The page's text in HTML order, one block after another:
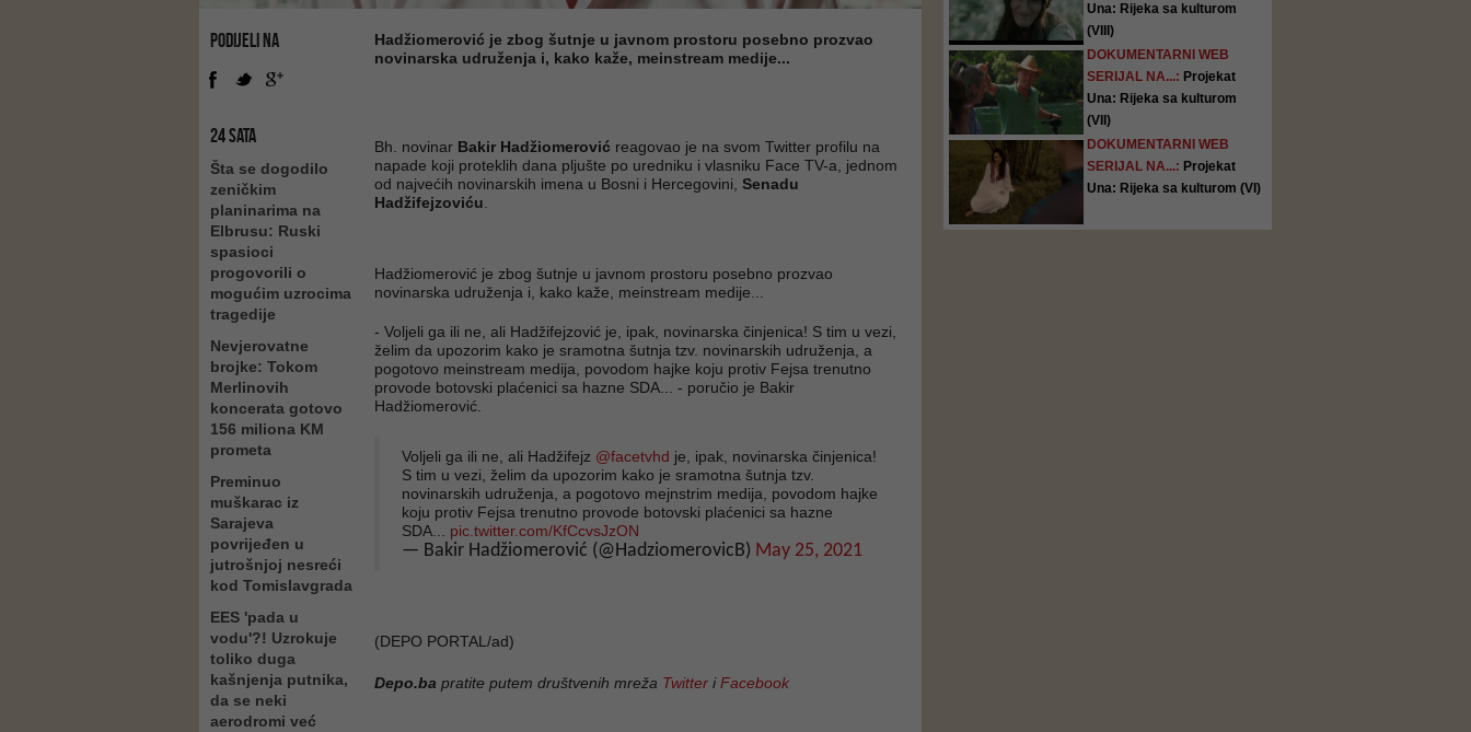
PODIJELI NA
24 SATA
Šta se dogodilo
zeničkim
planinarima na
Elbrusu: Ruski
spasioci
progovorili o
mogućim uzrocima
tragedije
Nevjerovatne
brojke: Tokom
Merlinovih
koncerata gotovo
156 miliona KM
prometa
Preminuo
muškarac iz
Sarajeva
povrijeđen u
jutrošnjoj nesreći
kod Tomislavgrada
EES 'pada u
vodu'?! Uzrokuje
toliko duga
kašnjenja putnika,
da se neki
aerodromi već
Hadžiomerović je zbog šutnje u javnom prostoru posebno prozvao
novinarska udruženja i, kako kaže, meinstream medije...
Bh. novinar Bakir Hadžiomerović reagovao je na svom Twitter profilu na
napade koji proteklih dana pljušte po uredniku i vlasniku Face TV-a, jednom
od najvećih novinarskih imena u Bosni i Hercegovini, Senadu
Hadžifejzoviću
Hadžiomerović je zbog šutnje u javnom prostoru posebno prozvao
novinarska udruženja i, kako kaže, meinstream medije...
- Voljeli ga ili ne, ali Hadžifejzović je, ipak, novinarska činjenica! S tim u vezi,
želim da upozorim kako je sramotna šutnja tzv. novinarskih udruženja, a
pogotovo meinstream medija, povodom hajke koju protiv Fejsa trenutno
provode botovski plaćenici sa hazne SDA... - poručio je Bakir
Hadžiomerović.
Voljeli ga ili ne, ali Hadžifejz @facetvhd je, ipak, novinarska činjenica!
S tim u vezi, želim da upozorim kako je sramotna šutnja tzv.
novinarskih udruženja, a pogotovo mejnstrim medija, povodom hajke
koju protiv Fejsa trenutno provode botovski plaćenici sa hazne
SDA... pic.twitter.com/KfCcvsJzON
— Bakir Hadžiomerović (@HadziomerovicB) May 25, 2021
(DEPO PORTAL/ad)
Depo.ba pratite putem društvenih mreža Twitter iFacebook
Una: Rijeka sa kulturom
(VIII)
DOKUMENTARNI WEB
SERIJAL NA...: Projekat
Una: Rijeka sa kulturom
(VII)
DOKUMENTARNI WEB
SERIJAL NA...: Projekat
Una: Rijeka sa kulturom (VI)